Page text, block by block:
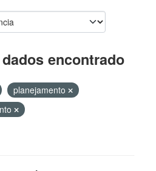
encontrado
planejamento